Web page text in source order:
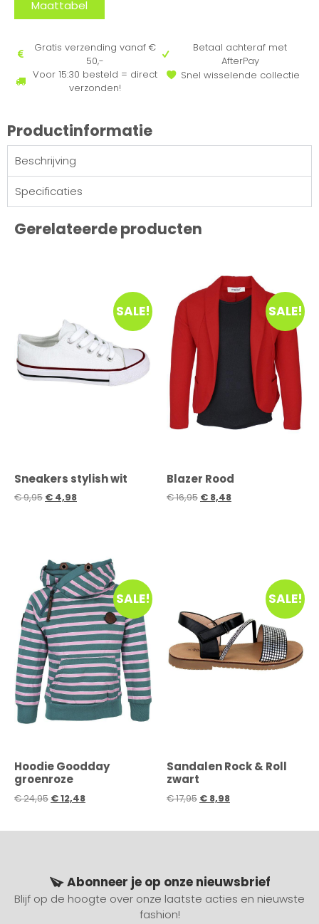
Maattabel
Gratis verzending vanaf €
50,-
Voor 15:30 besteld = direct
verzonden!
Betaal achteraf met
AfterPay
Snel wisselende collectie
Productinformatie
Beschrijving
Specificaties
Gerelateerde producten
SALE!
Sneakers stylish wit
€9,95 € 4,98
SALE!
Blazer Rood
€16,95 € 8,48
SALE!
Hoodie Goodday
groenroze
€24,95 €12,48
SALE!
Sandalen Rock & Roll
zwart
€17,95 € 8,98
Abonneer je op onze nieuwsbrief
Blijf op de hoogte over onze laatste acties en nieuwste
fashion!